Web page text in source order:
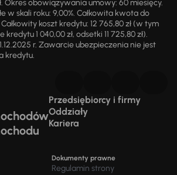
Okres obowiązywania umowy: 60 miesięcy.
w skali roku: 9,00%. Całkowita kwota do
koszt kredytu: 12 765,80 zł (w tym
1 040,00 zł, odsetki 11 725,80 zł).
r. Zawarcie ubezpieczenia nie jest
kredytu.
Przedsiębiorcy i firmy
Oddziały
Kariera
Dokumenty prawne
Regulamin strony